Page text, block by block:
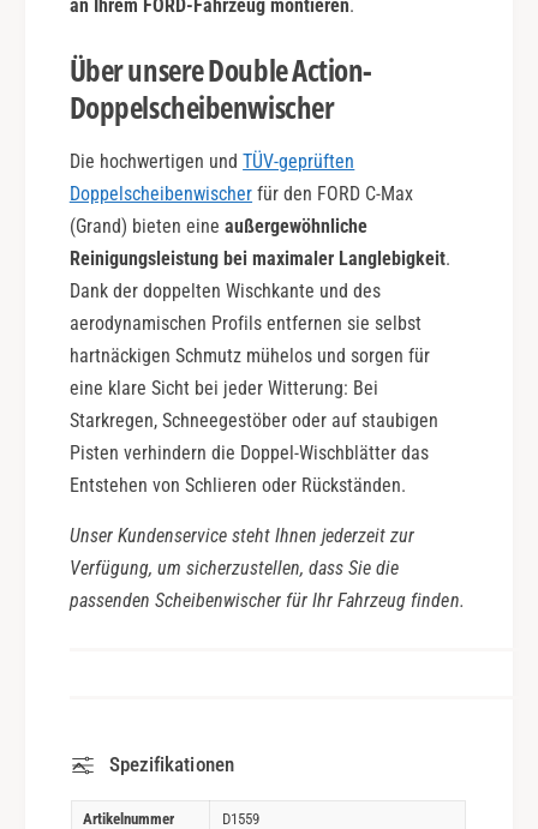
an Ihrem FORD-Fahrzeug montieren.
Über unsere Double Action-
Doppelscheibenwischer
Die hochwertigen undTÜV-geprüften
Doppelscheibenwischer für den FORD C-Max
(Grand) bieten eineaußergewöhnliche
Reinigungsleistung bei maximaler Langlebigkeit.
Dank der doppelten Wischkante und des
aerodynamischen Profils entfernen sie selbst
hartnäckigen Schmutz mühelos und sorgen für
eine klare Sicht bei jeder Witterung: Bei
Starkregen, Schneegestöber oder auf staubigen
Pisten verhindern die Doppel-Wischblätter das
Entstehen von Schlieren oder Rückständen.
Unser Kundenservice steht Ihnen jederzeit zur
Verfügung, um sicherzustellen, dass Sie die
passenden Scheibenwischer für Ihr Fahrzeug finden.
Spezifikationen
Artikelnummer D1559